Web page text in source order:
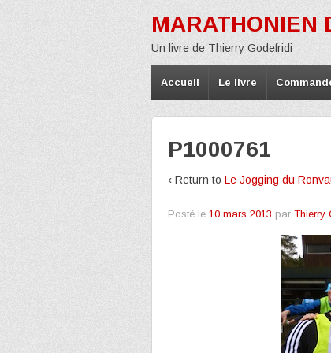
MARATHONIEN
Un livre de Thierry Godefridi
Accueil Le livre
P1000761
‹ Return to Le Jogging du
Posté le 10 mars 2013 par Thierry